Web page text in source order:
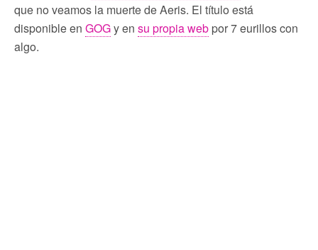
que no veamos la muerte de Aeris. El título está
disponible en GOGy en su propia web por 7 eurillos con
algo.